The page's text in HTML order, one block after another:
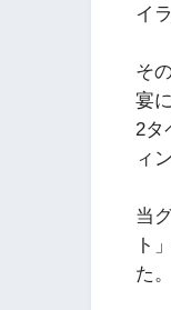
イ
そ
宴
2タ
ィ
当
ト
た。